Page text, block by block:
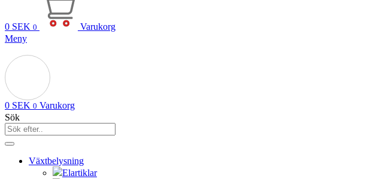
0 SEK 0
Varukorg
Meny
0 SEK 0 Varukorg
Sök
Växtbelysning
Elartiklar